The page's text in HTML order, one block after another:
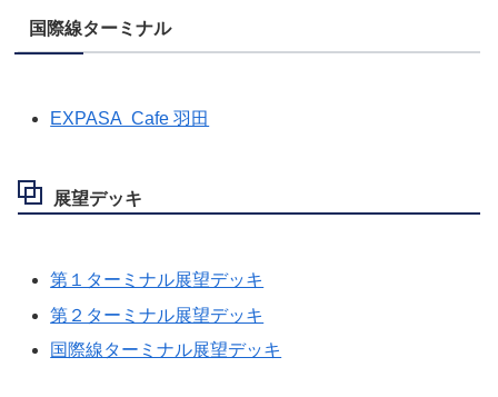
国際線ターミナル
EXPASA Cafe 羽田
展望デッキ
第１ターミナル展望デッキ
第２ターミナル展望デッキ
国際線ターミナル展望デッキ